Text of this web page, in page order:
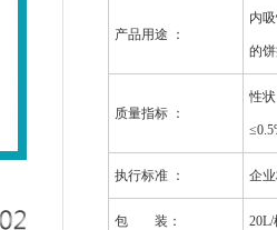
产品用途 ：
内
的
质量指标 ：
性
执行标准 ： 企
包 装： 20L/